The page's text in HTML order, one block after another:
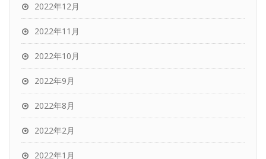
2022年12月
2022年11月
2022年10月
2022年9月
2022年8月
2022年2月
2022年1月